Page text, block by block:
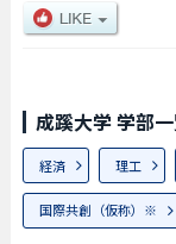
成蹊大学 学部
経済 理工
国際共創（仮称）※